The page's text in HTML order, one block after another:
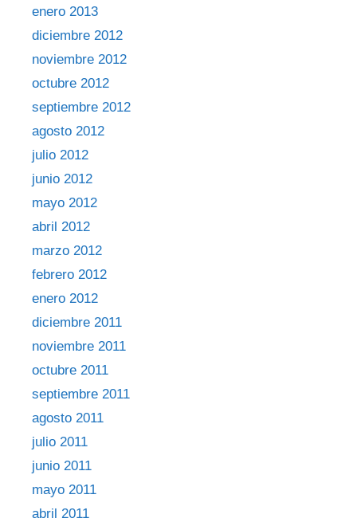
enero 2013
diciembre 2012
noviembre 2012
octubre 2012
septiembre 2012
agosto 2012
julio 2012
junio 2012
mayo 2012
abril 2012
marzo 2012
febrero 2012
enero 2012
diciembre 2011
noviembre 2011
octubre 2011
septiembre 2011
agosto 2011
julio 2011
junio 2011
mayo 2011
abril 2011